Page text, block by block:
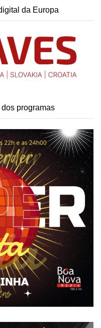
da Europa
programas